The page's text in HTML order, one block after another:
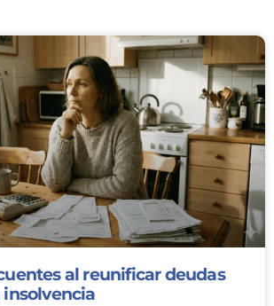
al reunificar deudas
insolvencia